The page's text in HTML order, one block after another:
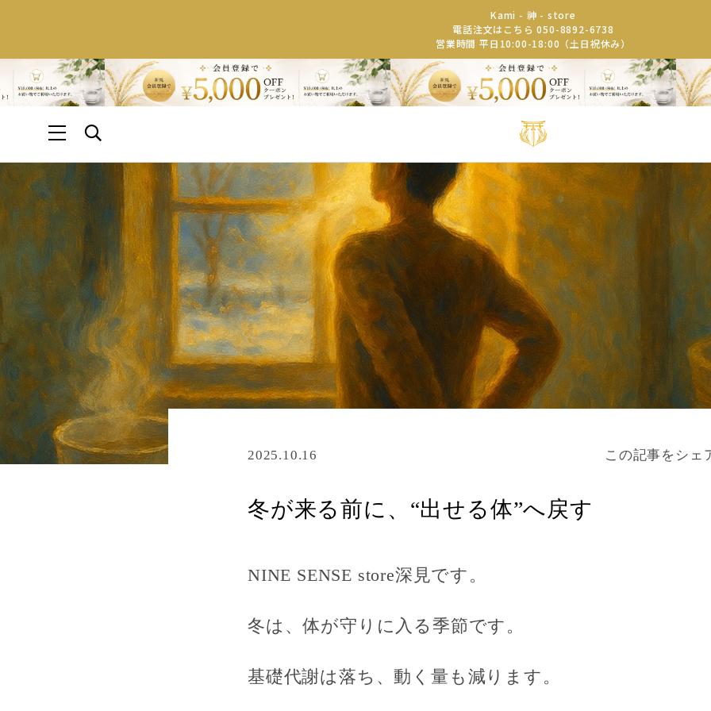
Kami - 神 - store
電話注文はこちら 050-8892-6738
営業時間 平日10:00-18:00（土日祝休み）
2025.10.16 この記事をシェ
冬が来る前に、“出せる体”へ戻す
NINE SENSE store深見です。
冬は、体が守りに入る季節です。
基礎代謝は落ち、動く量も減ります。